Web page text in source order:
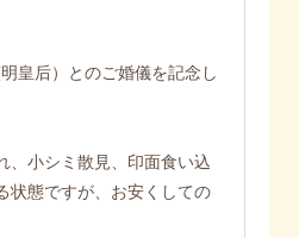
皇后）とのご婚儀を記念し
、小シミ散見、印面食い込
状態ですが、お安くしての